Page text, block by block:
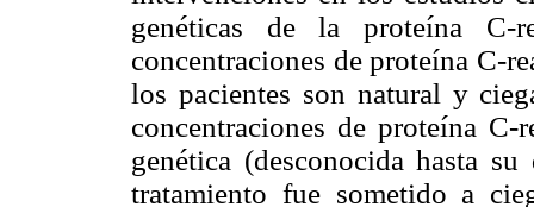
genéticas de la proteína C-
concentraciones de proteína C-
los pacientes son natural y
concentraciones de proteína
genética (desconocida hasta
tratamiento fue sometido a